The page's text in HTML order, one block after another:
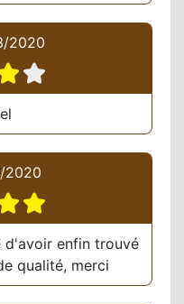
2020
2020
d'avoir enfin trouvé
qualité, merci